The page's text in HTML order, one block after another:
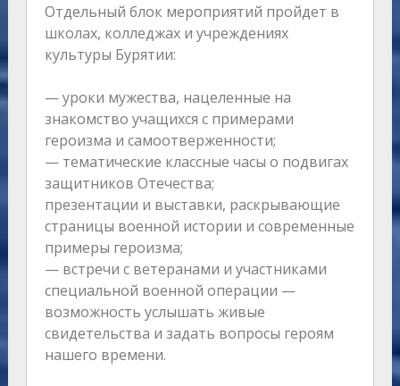
Отдельный блок мероприятий пройдет в
школах, колледжах и учреждениях
культуры Бурятии:
— уроки мужества, нацеленные на
знакомство учащихся с примерами
героизма и самоотверженности;
— тематические классные часы о подвигах
защитников Отечества;
презентации и выставки, раскрывающие
страницы военной истории и современные
примеры героизма;
— встречи с ветеранами и участниками
специальной военной операции —
возможность услышать живые
свидетельства и задать вопросы героям
нашего времени.